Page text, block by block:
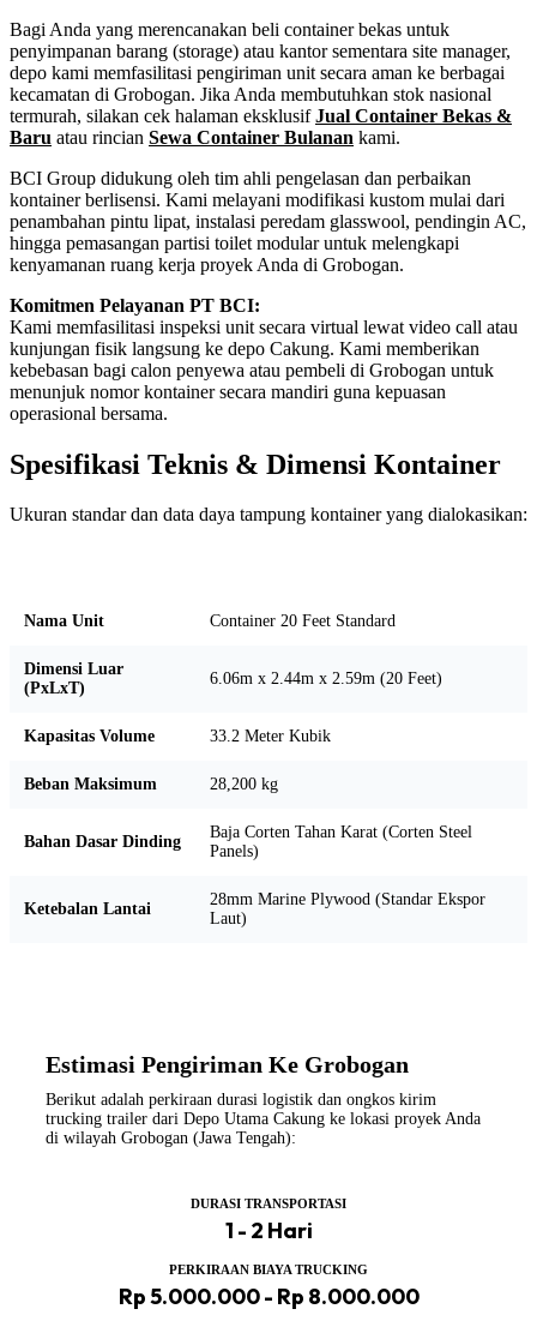
Bagi Anda yang merencanakan beli container bekas untuk
penyimpanan barang (storage) atau kantor sementara site manager,
depo kami memfasilitasi pengiriman unit secara aman ke berbagai
kecamatan di Grobogan. Jika Anda membutuhkan stok nasional
termurah, silakan cek halaman eksklusifJual Container Bekas &
Baru atau rincian Sewa Container Bulanan kami.
BCI Group didukung oleh tim ahli pengelasan dan perbaikan
kontainer berlisensi. Kami melayani modifikasi kustom mulai dari
penambahan pintu lipat, instalasi peredam glasswool, pendingin AC,
hingga pemasangan partisi toilet modular untuk melengkapi
kenyamanan ruang kerja proyek Anda di Grobogan.
Komitmen Pelayanan PT BCI:
Kami memfasilitasi inspeksi unit secara virtual lewat video call atau
kunjungan fisik langsung ke depo Cakung. Kami memberikan
kebebasan bagi calon penyewa atau pembeli di Grobogan untuk
menunjuk nomor kontainer secara mandiri guna kepuasan
operasional bersama.
Spesifikasi Teknis & Dimensi Kontainer
Ukuran standar dan data daya tampung kontainer yang dialokasikan:
Nama Unit Container 20 Feet Standard
Dimensi Luar
(PxLxT)
6.06m x 2.44m x 2.59m (20 Feet)
Kapasitas Volume 33.2 Meter Kubik
Beban Maksimum 28,200 kg
Bahan Dasar Dinding
Baja Corten Tahan Karat (Corten Steel
Panels)
Ketebalan Lantai
28mm Marine Plywood (Standar Ekspor
Laut)
Estimasi Pengiriman Ke Grobogan
Berikut adalah perkiraan durasi logistik dan ongkos kirim
trucking trailer dari Depo Utama Cakung ke lokasi proyek Anda
di wilayah Grobogan (Jawa Tengah):
DURASI TRANSPORTASI
1 - 2 Hari
PERKIRAAN BIAYA TRUCKING
Rp 5.000.000 - Rp 8.000.000